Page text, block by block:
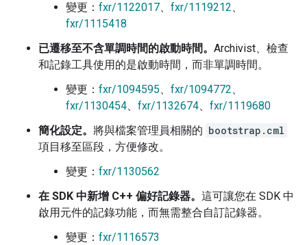
變更： fxr/1122017、 fxr/1119212、
fxr/1115418
已遷移至不含單調時間的啟動時間。 Archivist、檢查
和記錄工具使用的是啟動時間，而非單調時間。
變更： fxr/1094595、 fxr/1094772、
fxr/1130454、 fxr/1132674、 fxr/1119680
簡化設定。 將與檔案管理員相關的 bootstrap.cml
項目移至區段，方便修改。
變更： fxr/1130562
在 SDK 中新增 C++ 偏好記錄器。 這可讓您在 SDK 中
啟用元件的記錄功能，而無需整合自訂記錄器。
變更： fxr/1116573